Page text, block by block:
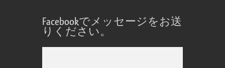
Facebookでメッセージをお送
りください。